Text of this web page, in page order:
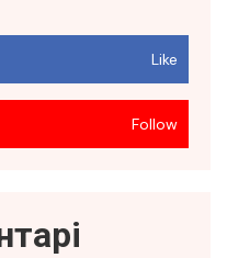
Like
Follow